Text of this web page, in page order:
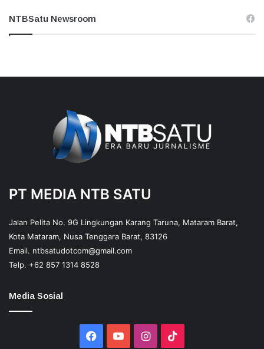
NTBSatu Newsroom
PT MEDIA NTB SATU
Jalan Pelita No. 9G Lingkungan Karang Taruna, Mataram Barat,
Kota Mataram, Nusa Tenggara Barat, 83126
Email. ntbsatudotcom@gmail.com
Telp. +62 857 1314 8528
Media Sosial
Facebook
YouTubeInstagram